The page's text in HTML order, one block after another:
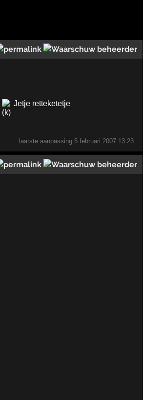
Jetje retteketetje
laatste aanpassing 5 februari 2007 13:23